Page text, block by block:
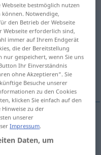
antippen)
bestmöglich nutzen
Notwendige,
den Betrieb der Webseite
Webseite erforderlich sind,
immer auf Ihrem Endgerät
die der Bereitstellung
gespeichert, wenn Sie uns
Ihr Einverständnis
ohne Akzeptieren“. Sie
Besuche unserer
zu den Cookies
klicken Sie einfach auf den
zu der
unserer
Impressum.
Daten, um